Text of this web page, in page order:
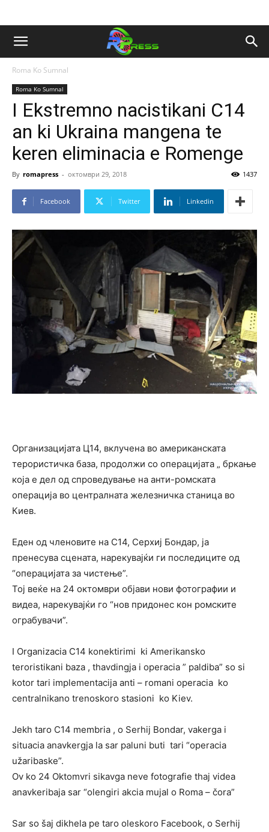
Roma Ko Sumnal
Roma Ko Sumnal
I Ekstremno nacistikani C14
an ki Ukraina mangena te
keren eliminacia e Romenge
By romapress - октомври 29, 2018 1437
Facebook Twitter Linkedin
Организацијата Ц14, вклучена во американската
терористичка база, продолжи со операцијата „ бркање
која е дел од спроведување на анти-ромската
операција во централната железничка станица во
Киев.
Еден од членовите на C14, Серхиј Бондар, ја
пренесува сцената, нарекувајќи ги последиците од
“операцијата за чистење”.
Тој веќе на 24 октомври објави нови фотографии и
видеа, нарекувајќи го “нов придонес кон ромските
ограбувачи”.
I Organizacia C14 konektirimi ki Amerikansko
teroristikani baza , thavdingja i operacia ” paldiba” so si
kotor tari implementacija anti – romani operacia ko
centralnikano trenoskoro stasioni ko Kiev.
Jekh taro C14 membria , o Serhij Bondar, vakerga i
situacia anavkergja la sar paluni buti tari “operacia
užaribaske”.
Ov ko 24 Oktomvri sikavga neve fotografie thaj videa
anavkeribaja sar “olengiri akcia mujal o Roma – čora”
Sar so šaj dikhela pe taro oleskoro Facebook, o Serhij